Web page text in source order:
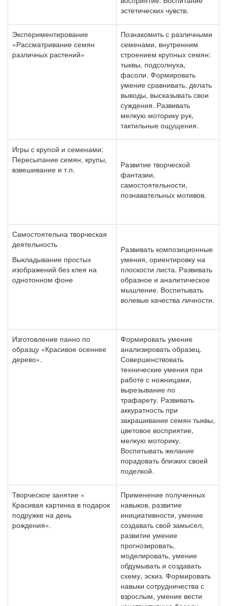
эстетических чувств.
Экспериментирование
«Рассматривание семян
различных растений»
Познакомить с различными
семенами, внутренним
строением крупных семян:
тыквы, подсолнуха,
фасоли. Формировать
умение сравнивать, делать
выводы, высказывать свои
суждения. Развивать
мелкую моторику рук,
тактильные ощущения.
Игры с крупой и семенами:
Пересыпание семян, крупы,
взвешивание и т.п.
Развитие творческой
фантазии,
самостоятельности,
познавательных мотивов.
Самостоятельна творческая
деятельность
Выкладывание простых
изображений без клея на
однотонном фоне
Развивать композиционные
умения, ориентировку на
плоскости листа. Развивать
образное и аналитическое
мышление. Воспитывать
волевые качества личности.
Изготовление панно по
образцу «Красивое осеннее
дерево».
Формировать умение
анализировать образец.
Совершенствовать
технические умения при
работе с ножницами,
вырезывание по
трафарету. Развивать
аккуратность при
закрашивание семян тыквы,
цветовое восприятие,
мелкую моторику.
Воспитывать желание
порадовать близких своей
поделкой.
Творческое занятие «
Красивая картинка в подарок
подружке на день
рождения».
Применение полученных
навыков, развитие
инициативности, умение
создавать свой замысел,
развитие умение
прогнозировать,
моделировать, умение
обдумывать и создавать
схему, эскиз. Формировать
навыки сотрудничества с
взрослым, умение вести